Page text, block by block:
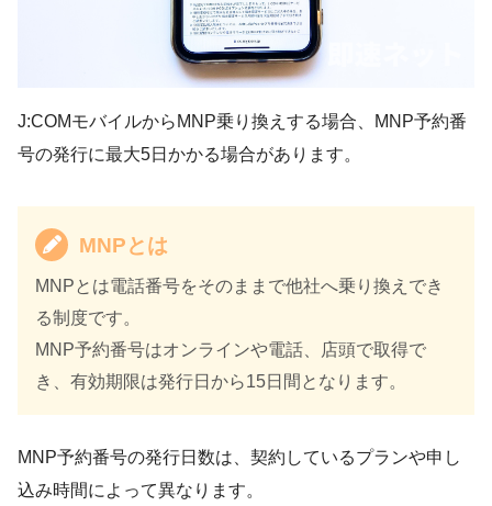
J:COMモバイルからMNP乗り換えする場合、MNP予約番
号の発行に最大5日かかる場合があります。
MNPとは
MNPとは電話番号をそのままで他社へ乗り換えでき
る制度です。
MNP予約番号はオンラインや電話、店頭で取得で
き、有効期限は発行日から15日間となります。
MNP予約番号の発行日数は、契約しているプランや申し
込み時間によって異なります。